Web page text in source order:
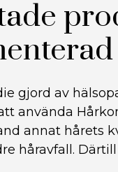
gjord av
använda
annat hårets
håravfall.